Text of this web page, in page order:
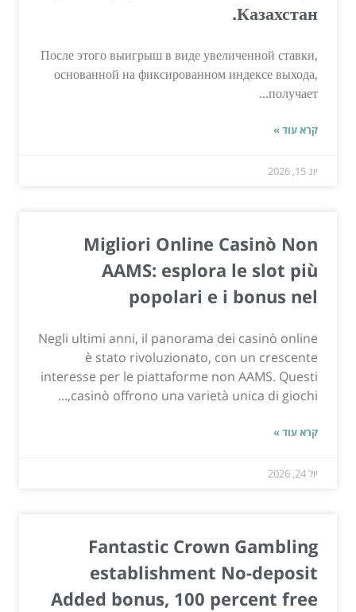
Казахстан.
После этого выигрыш в виде увеличенной ставки,
основанной на фиксированном индексе выхода,
получает...
קרא עוד »
יונ 15, 2026
Migliori Online Casinò Non
AAMS: esplora le slot più
popolari e i bonus nel
Negli ultimi anni, il panorama dei casinò online
è stato rivoluzionato, con un crescente
interesse per le piattaforme non AAMS. Questi
casinò offrono una varietà unica di giochi,...
קרא עוד »
יול 24, 2026
Fantastic Crown Gambling
establishment No-deposit
Added bonus, 100 percent free